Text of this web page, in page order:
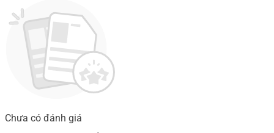
Chưa có đánh giá